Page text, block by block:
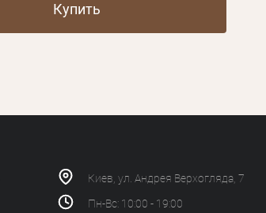
Купить
Киев, ул. Андрея Верхогляда, 7
Пн-Вс: 10:00 - 19:00